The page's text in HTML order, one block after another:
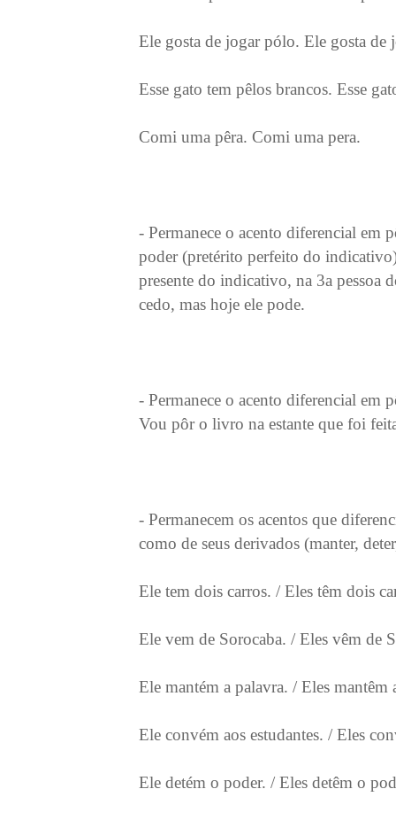
Ele gosta de jogar pólo. Ele gosta de
Esse gato tem pêlos brancos. Esse
Comi uma pêra. Comi uma pera.
- Permanece o acento diferencial em
poder (pretérito perfeito do
presente do indicativo, na 3a pessoa
cedo, mas hoje ele pode.
- Permanece o acento diferencial em
Vou pôr o livro na estante que foi
- Permanecem os acentos que
como de seus derivados (manter,
Ele tem dois carros. / Eles têm dois
Ele vem de Sorocaba. / Eles vêm de
Ele mantém a palavra. / Eles mantêm
Ele convém aos estudantes. / Eles
Ele detém o poder. / Eles detêm o